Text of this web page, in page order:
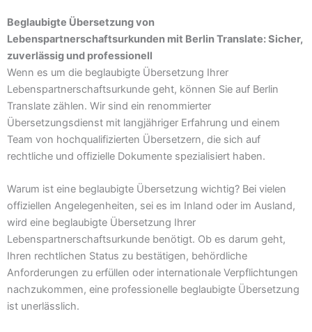
Beglaubigte Übersetzung von
Lebenspartnerschaftsurkunden mit Berlin Translate: Sicher,
zuverlässig und professionell
Wenn es um die beglaubigte Übersetzung Ihrer
Lebenspartnerschaftsurkunde geht, können Sie auf Berlin
Translate zählen. Wir sind ein renommierter
Übersetzungsdienst mit langjähriger Erfahrung und einem
Team von hochqualifizierten Übersetzern, die sich auf
rechtliche und offizielle Dokumente spezialisiert haben.
Warum ist eine beglaubigte Übersetzung wichtig? Bei vielen
offiziellen Angelegenheiten, sei es im Inland oder im Ausland,
wird eine beglaubigte Übersetzung Ihrer
Lebenspartnerschaftsurkunde benötigt. Ob es darum geht,
Ihren rechtlichen Status zu bestätigen, behördliche
Anforderungen zu erfüllen oder internationale Verpflichtungen
nachzukommen, eine professionelle beglaubigte Übersetzung
ist unerlässlich.